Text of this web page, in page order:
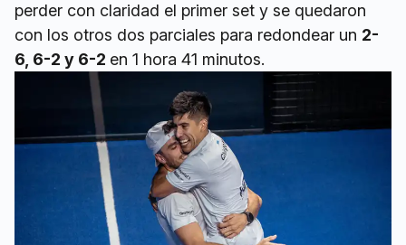
perder con claridad el primer set y se quedaron
con los otros dos parciales para redondear un 2-
6, 6-2 y 6-2 en 1 hora 41 minutos.